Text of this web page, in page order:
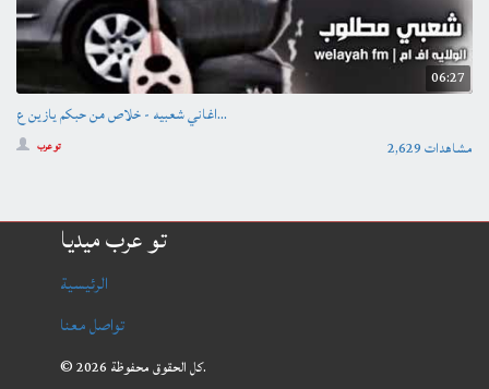
06:27
اغاني شعبيه - خلاص من حبكم يازين ع...
تو عرب 2,629 مشاهدات
تو عرب ميديا
الرئيسية
تواصل معنا
© 2026 كل الحقوق محفوظة.